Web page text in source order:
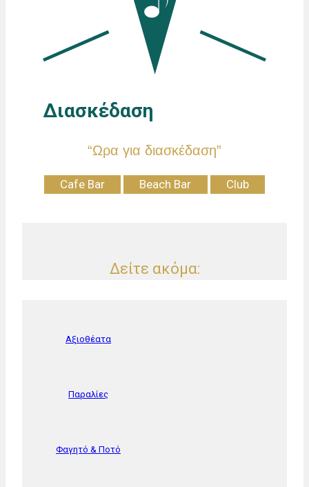
Διασκέδαση
“Ωρα για διασκέδαση”
Cafe Bar Beach Bar Club
Δείτε ακόμα:
Αξιοθέατα
Παραλίες
Φαγητό & Ποτό